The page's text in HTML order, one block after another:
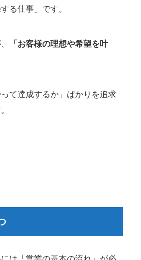
る仕事」です。
「お客様の理想や希望を叶
て達成するか」ばかりを追求